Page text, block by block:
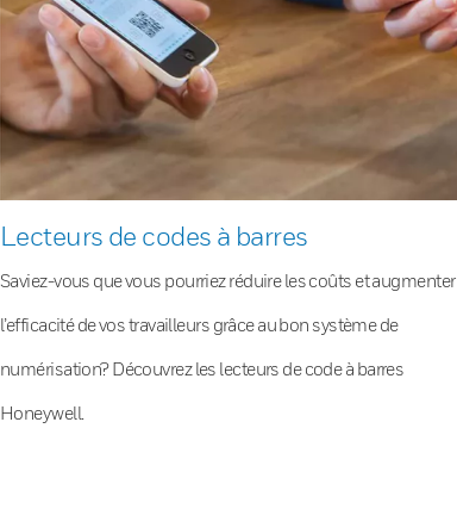
Lecteurs de codes à barres
Saviez-vous que vous pourriez réduire les coûts et augmenter
l’efficacité de vos travailleurs grâce au bon système de
numérisation? Découvrez les lecteurs de code à barres
Honeywell.